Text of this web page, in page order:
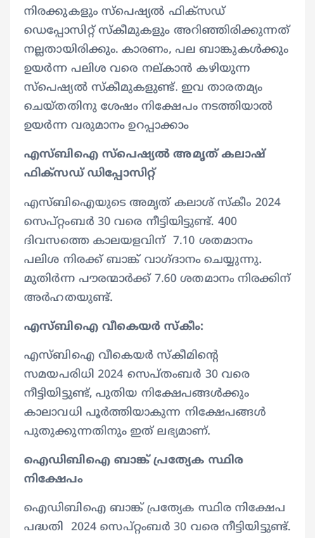
നിരക്കുകളും സ്പെഷ്യൽ ഫിക്സഡ്
ഡെപ്പോസിറ്റ് സ്കീമുകളും അറിഞ്ഞിരിക്കുന്നത്
നല്ലതായിരിക്കും. കാരണം, പല ബാങ്കുകൾക്കും
ഉയർന്ന പലിശ വരെ നല്കാൻ കഴിയുന്ന
സ്പെഷ്യൽ സ്കീമുകളുണ്ട്. ഇവ താരതമ്യം
ചെയ്തതിനു ശേഷം നിക്ഷേപം നടത്തിയാൽ
ഉയർന്ന വരുമാനം ഉറപ്പാക്കാം
എസ്ബിഐ സ്പെഷ്യൽ അമൃത് കലാഷ്
ഫിക്സഡ് ഡിപ്പോസിറ്റ്
എസ്ബിഐയുടെ അമൃത് കലാശ് സ്കീം 2024
സെപ്റ്റംബർ 30 വരെ നീട്ടിയിട്ടുണ്ട്. 400
ദിവസത്തെ കാലയളവിന് 7.10 ശതമാനം
പലിശ നിരക്ക് ബാങ്ക് വാഗ്ദാനം ചെയ്യുന്നു.
മുതിർന്ന പൗരന്മാർക്ക് 7.60 ശതമാനം നിരക്കിന്
അർഹതയുണ്ട്.
എസ്ബിഐ വീകെയർ സ്കീം:
എസ്ബിഐ വീകെയർ സ്കീമിന്റെ
സമയപരിധി 2024 സെപ്തംബർ 30 വരെ
നീട്ടിയിട്ടുണ്ട്, പുതിയ നിക്ഷേപങ്ങൾക്കും
കാലാവധി പൂർത്തിയാകുന്ന നിക്ഷേപങ്ങൾ
പുതുക്കുന്നതിനും ഇത് ലഭ്യമാണ്.
ഐഡിബിഐ ബാങ്ക് പ്രത്യേക സ്ഥിര
നിക്ഷേപം
ഐഡിബിഐ ബാങ്ക് പ്രത്യേക സ്ഥിര നിക്ഷേപ
പദ്ധതി 2024 സെപ്റ്റംബർ 30 വരെ നീട്ടിയിട്ടുണ്ട്.